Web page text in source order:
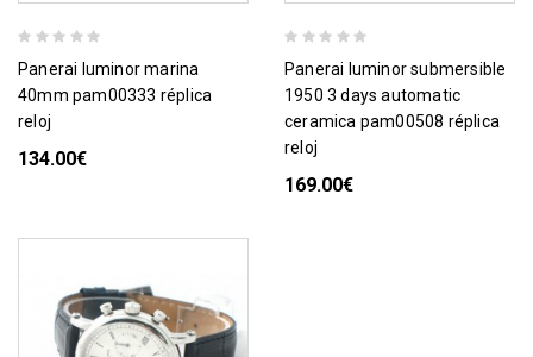
panerai luminor marina
40mm pam00333 réplica
reloj
134.00€
panerai luminor submersible
1950 3 days automatic
ceramica pam00508 réplica
reloj
169.00€